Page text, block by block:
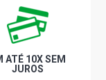
ATÉ 10X SEM
JUROS